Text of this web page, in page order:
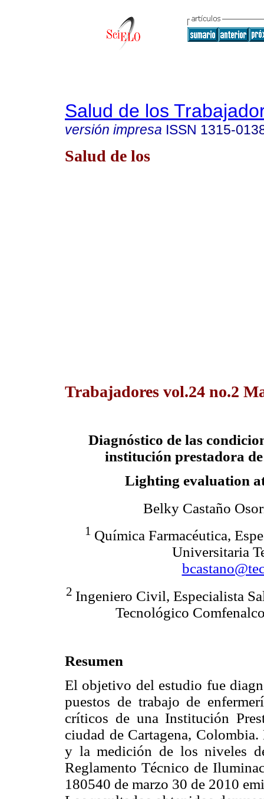
Salud de los
versión impresa ISSN 1315-
Salud de los
Trabajadores vol.24 no.2
Diagnóstico de las
institución prestadora
Lighting evaluation
Belky Castaño
1 Química Farmacéutica,
Universitaria
2 Ingeniero Civil, Especialista
Tecnológico
Resumen
El objetivo del estudio fue
puestos de trabajo de
críticos de una Institución
ciudad de Cartagena,
y la medición de los niveles
Reglamento Técnico de
180540 de marzo 30 de 2010